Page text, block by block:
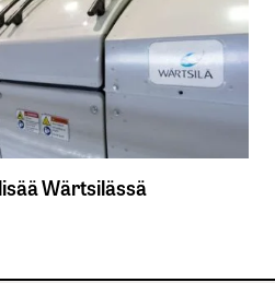
Wärtsilässä